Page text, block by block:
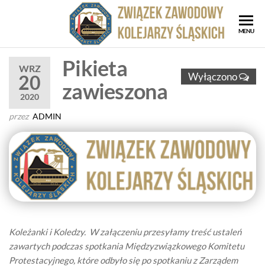
MENU
WRZ
20
2020
Wyłączono
Pikieta
zawieszona
przez ADMIN
Koleżanki i Koledzy. W załączeniu przesyłamy treść ustaleń
zawartych podczas spotkania Międzyzwiązkowego Komitetu
Protestacyjnego, które odbyło się po spotkaniu z Zarządem